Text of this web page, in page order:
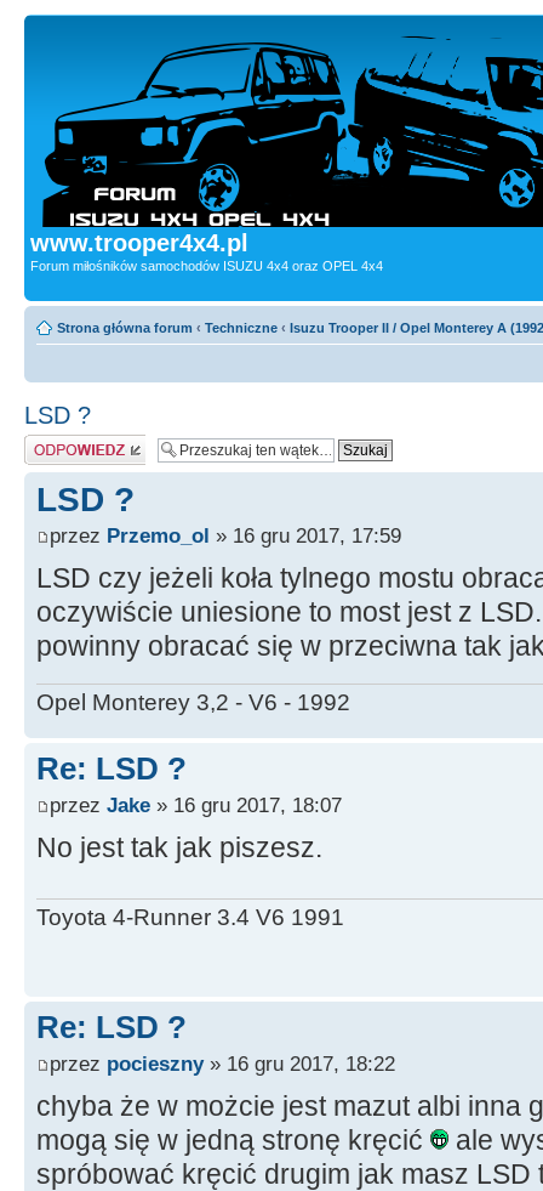
www.trooper4x4.pl
Forum miłośników samochodów ISUZU 4x4 oraz OPEL 4x4
Strona główna forum ‹ Techniczne ‹ Isuzu Trooper II / Opel Monterey A
LSD ?
Odpowiedz
LSD ?
przez Przemo_ol » 16 gru 2017, 17:59
LSD czy jeżeli koła tylnego mostu
oczywiście uniesione to most jest z
powinny obracać się w przeciwna tak
Opel Monterey 3,2 - V6 - 1992
Re: LSD ?
przez Jake » 16 gru 2017, 18:07
No jest tak jak piszesz.
Toyota 4-Runner 3.4 V6 1991
Re: LSD ?
przez pocieszny» 16 gru 2017, 18:22
chyba że w możcie jest mazut albi inna
mogą się w jedną stronę kręcić
ale
spróbować kręcić drugim jak masz